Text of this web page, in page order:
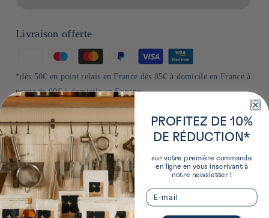
Livraison offerte
de
paiement
*dès 50€ en point relais en France dès 85€ à domicile en France à
partir de 90€ à domicile en Europe
Plus de détails sur ce produit
En savoir plus sur le producteur
PROFITEZ DE 10%
DE RÉDUCTION*
sur votre première commande
en ligne en vous inscrivant à
notre newsletter !
Email